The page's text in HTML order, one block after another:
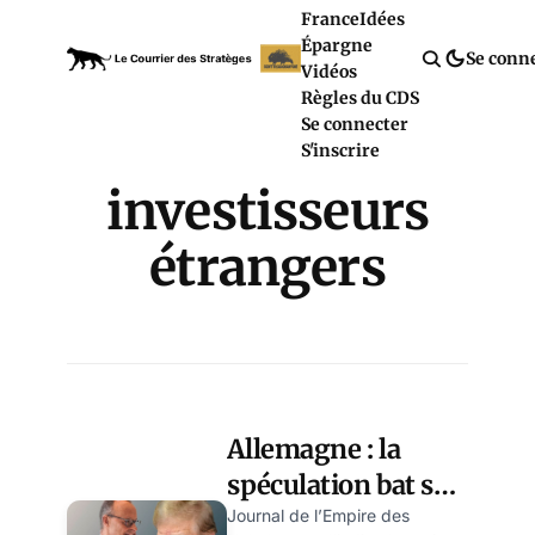
FranceIdées
Épargne
Vidéos
Règles du CDS
Se connecter
S'inscrire
Se
investisseurs
étrangers
Allemagne : la
spéculation bat son
plein à la bourse,
Journal de l’Empire des